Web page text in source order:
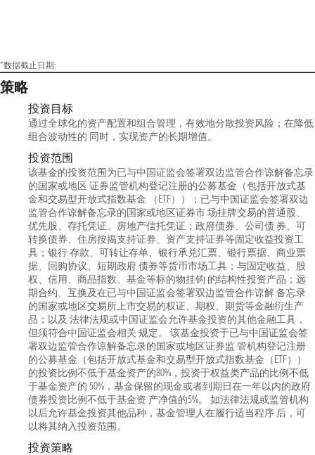
*数据截止日期:
策略
投资目标
通过全球化的资产配置和组合管理，有效地分散投资风险；在降低
组合波动性的 同时，实现资产的长期增值。
投资范围
该基金的投资范围为已与中国证监会签署双边监管合作谅解备忘录
的国家或地区 证券监管机构登记注册的公募基金（包括开放式基
金和交易型开放式指数基金 （ETF））；已与中国证监会签署双边
监管合作谅解备忘录的国家或地区证券市 场挂牌交易的普通股、
优先股、存托凭证、房地产信托凭证；政府债券、公司债 券、可
转换债券、住房按揭支持证券、资产支持证券等固定收益投资工
具；银行 存款、可转让存单、银行承兑汇票、银行票据、商业票
据、回购协议、短期政府 债券等货币市场工具；与固定收益、股
权、信用、商品指数、基金等标的物挂钩 的结构性投资产品；远
期合约、互换及在已与中国证监会签署双边监管合作谅解 备忘录
的国家或地区交易所上市交易的权证、期权、期货等金融衍生产
品；以及 法律法规或中国证监会允许基金投资的其他金融工具，
但须符合中国证监会相关 规定。 该基金投资于已与中国证监会签
署双边监管合作谅解备忘录的国家或地区证券监 管机构登记注册
的公募基金（包括开放式基金和交易型开放式指数基金（ETF））
的投资比例不低于基金资产的80%，投资于权益类产品的比例不低
于基金资产的 50%，基金保留的现金或者到期日在一年以内的政府
债券投资比例不低于基金资 产净值的5%。 如法律法规或监管机构
以后允许基金投资其他品种，基金管理人在履行适当程序 后，可
以将其纳入投资范围。
投资策略